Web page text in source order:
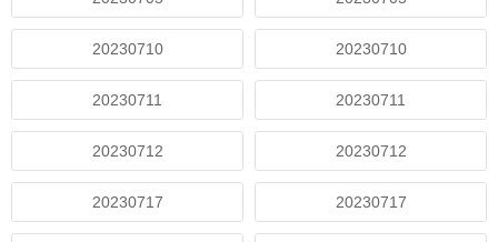
20230710 20230710
20230711 20230711
20230712 20230712
20230717 20230717